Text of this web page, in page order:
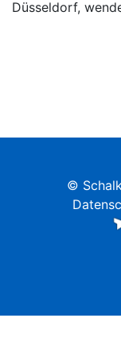
Düsseldorf,
©